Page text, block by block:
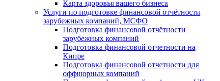
Карта здоровья вашего бизнеса
Услуги по подготовке финансовой отчётности
зарубежных компаний, МСФО
Подготовка финансовой отчётности
зарубежных компаний
Подготовка финансовой отчетности на
Кипре
Подготовка финансовой отчетности для
оффшорных компаний